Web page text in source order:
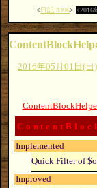
日記:3396 2016
2016年05月01日(日)
Implemented
Quick Filter of
Improved